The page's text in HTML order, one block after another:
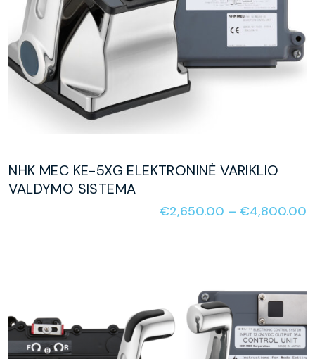
NHK MEC KE-5XG ELEKTRONINĖ VARIKLIO
VALDYMO SISTEMA
€2,650.00 – €4,800.00